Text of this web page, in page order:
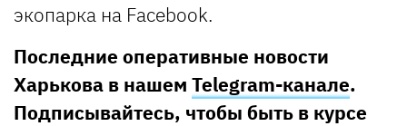
экопарка на Facebook.
Последние оперативные новости
Харькова в нашем Telegram-канале.
Подписывайтесь, чтобы быть в курсе